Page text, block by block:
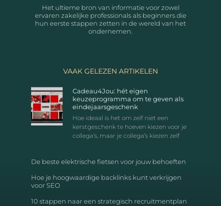
Het ultieme bron van informatie voor zowel
ervaren zakelijke professionals als beginners die
hun eerste stappen zetten in de wereld van het
ondernemen.
VAAK GELEZEN ARTIKELEN
Cadeau4Jou: hét eigen
keuzeprogramma om te geven als
eindejaarsgeschenk
Hoe ideaal is het om zelf niet een
kerstgeschenk te hoeven kiezen voor je
collega’s, maar je collega’s kiezen zelf
De beste elektrische fietsen voor jouw behoeften
Hoe je hoogwaardige backlinks kunt verkrijgen
voor SEO
10 stappen naar een strategisch recruitmentplan